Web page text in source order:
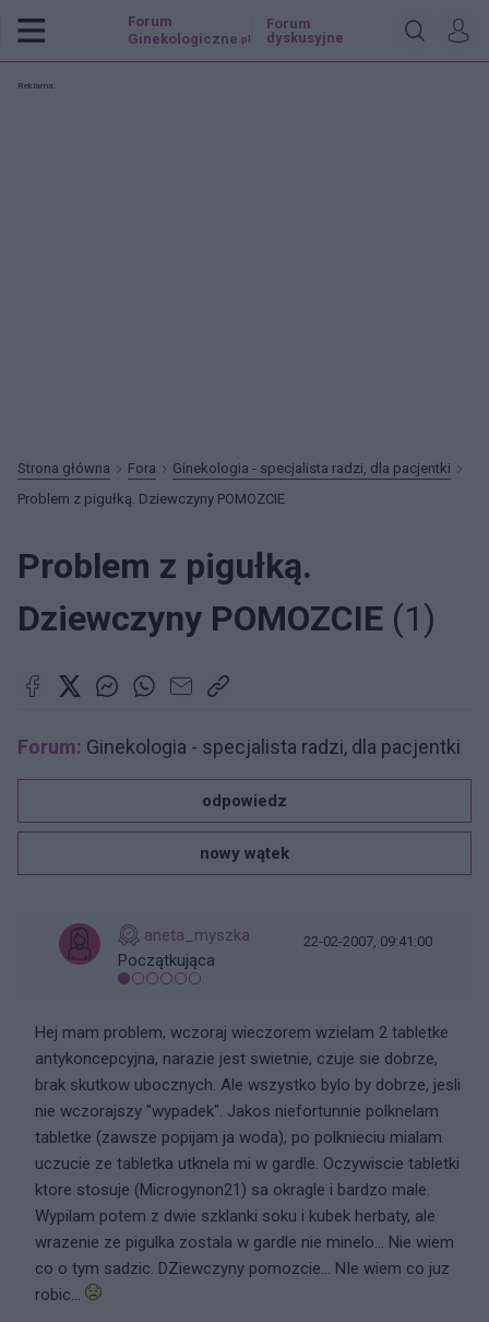
Forum
Ginekologiczne .pl
Forum
dyskusyjne
Reklama:
Strona główna Fora
Ginekologia - specjalista radzi, dla pacjentki
Problem z pigułką. Dziewczyny POMOZCIE
Problem z pigułką.
Dziewczyny POMOZCIE (1)
Forum: Ginekologia - specjalista radzi, dla pacjentki
odpowiedz
nowy wątek
aneta_myszka
Początkująca
22-02-2007, 09:41:00
Hej mam problem, wczoraj wieczorem wzielam 2 tabletke
antykoncepcyjna, narazie jest swietnie, czuje sie dobrze,
brak skutkow ubocznych. Ale wszystko bylo by dobrze, jesli
nie wczorajszy "wypadek". Jakos niefortunnie polknelam
tabletke (zawsze popijam ja woda), po polknieciu mialam
uczucie ze tabletka utknela mi w gardle. Oczywiscie tabletki
ktore stosuje (Microgynon21) sa okragle i bardzo male.
Wypilam potem z dwie szklanki soku i kubek herbaty, ale
wrazenie ze pigulka zostala w gardle nie minelo... Nie wiem
co o tym sadzic. DZiewczyny pomozcie... NIe wiem co juz
robic...